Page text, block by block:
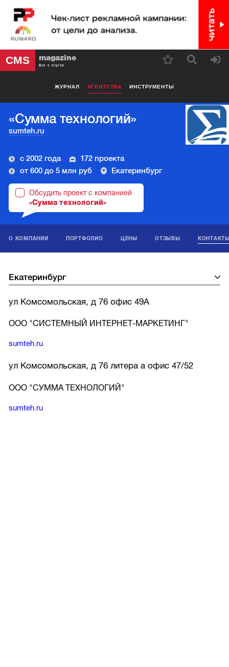
CMS magazine
Все о digital
ЖУРНАЛ АГЕНТСТВА ИНСТРУМЕНТЫ
«Сумма технологий»
sumteh.ru
с 2002 года
172 проекта
от 600 до 5 млн руб
Екатеринбург
Обсудить проект с компанией
«Сумма технологий»
О КОМПАНИИ ПОРТФОЛИО ЦЕНЫ ОТЗЫВЫ
ул Комсомольская, д 76 офис 49А
ООО "СИСТЕМНЫЙ ИНТЕРНЕТ-МАРКЕТИНГ"
sumteh.ru
ул Комсомольская, д 76 литера а офис 47/52
ООО "СУММА ТЕХНОЛОГИЙ"
sumteh.ru